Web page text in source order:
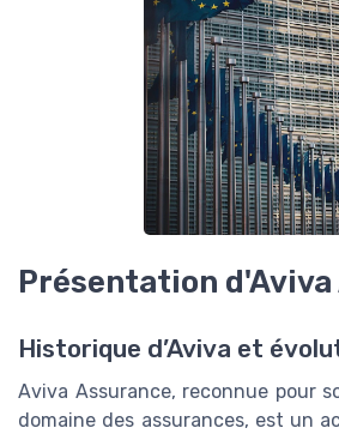
Présentation d'Aviva
Historique d’Aviva et
Aviva Assurance, reconnue pour
domaine des assurances, est un